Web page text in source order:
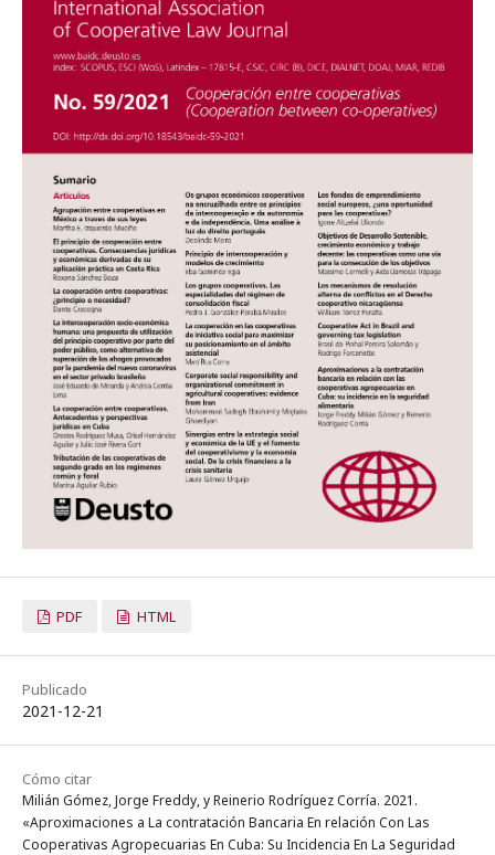
PDF HTML
Publicado
2021-12-21
Cómo citar
Milián Gómez, Jorge Freddy, y Reinerio Rodríguez Corría. 2021.
«Aproximaciones a La contratación Bancaria En relación Con Las
Cooperativas Agropecuarias En Cuba: Su Incidencia En La Seguridad